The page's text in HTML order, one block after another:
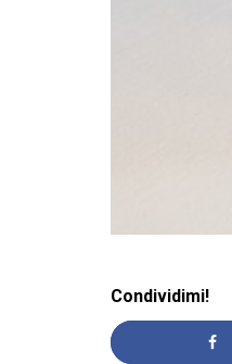
Condividimi!